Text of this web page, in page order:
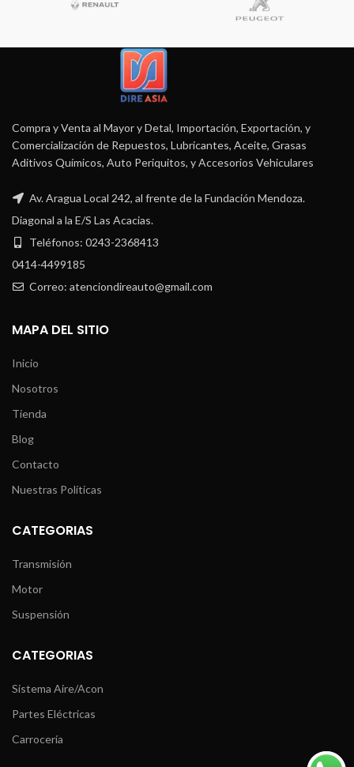
Compra y Venta al Mayor y Detal, Importación, Exportación, y
Comercialización de Repuestos, Lubricantes, Aceite, Grasas
Aditivos Químicos, Auto Periquitos, y Accesorios Vehiculares
Av. Aragua Local 242, al frente de la Fundación Mendoza.
Diagonal a la E/S Las Acacias.
Teléfonos: 0243-2368413
0414-4499185
Correo: atenciondireauto@gmail.com
MAPA DEL SITIO
Inicio
Nosotros
Tienda
Blog
Contacto
Nuestras Políticas
CATEGORIAS
Transmisión
Motor
Suspensión
CATEGORIAS
Sistema Aire/Acon
Partes Eléctricas
Carrocería